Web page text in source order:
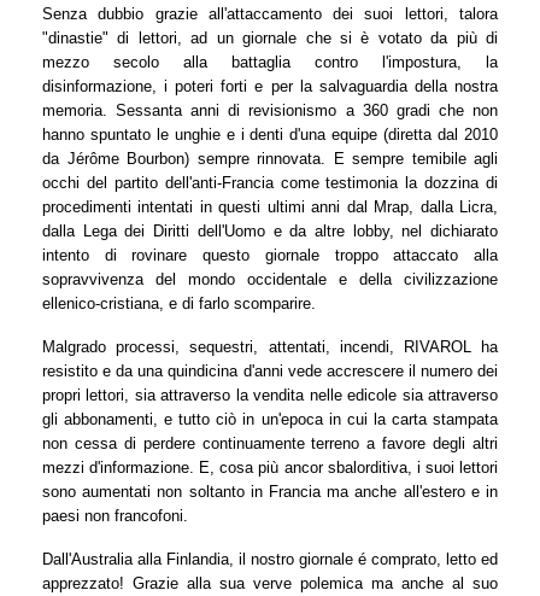
Senza dubbio grazie all'attaccamento dei suoi lettori, talora
"dinastie" di lettori, ad un giornale che si è votato da più di
mezzo secolo alla battaglia contro l'impostura, la
disinformazione, i poteri forti e per la salvaguardia della nostra
memoria. Sessanta anni di revisionismo a 360 gradi che non
hanno spuntato le unghie e i denti d'una equipe (diretta dal 2010
da Jérôme Bourbon) sempre rinnovata. E sempre temibile agli
occhi del partito dell'anti-Francia come testimonia la dozzina di
procedimenti intentati in questi ultimi anni dal Mrap, dalla Licra,
dalla Lega dei Diritti dell'Uomo e da altre lobby, nel dichiarato
intento di rovinare questo giornale troppo attaccato alla
sopravvivenza del mondo occidentale e della civilizzazione
ellenico-cristiana, e di farlo scomparire.
Malgrado processi, sequestri, attentati, incendi, RIVAROL ha
resistito e da una quindicina d'anni vede accrescere il numero dei
propri lettori, sia attraverso la vendita nelle edicole sia attraverso
gli abbonamenti, e tutto ciò in un'epoca in cui la carta stampata
non cessa di perdere continuamente terreno a favore degli altri
mezzi d'informazione. E, cosa più ancor sbalorditiva, i suoi lettori
sono aumentati non soltanto in Francia ma anche all'estero e in
paesi non francofoni.
Dall'Australia alla Finlandia, il nostro giornale é comprato, letto ed
apprezzato! Grazie alla sua verve polemica ma anche al suo